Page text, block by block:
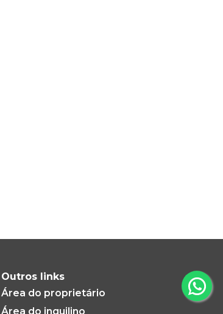
Outros links
Área do proprietário
Área do inquilino